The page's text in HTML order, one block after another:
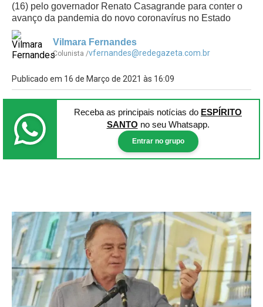
(16) pelo governador Renato Casagrande para conter o
avanço da pandemia do novo coronavírus no Estado
Vilmara Fernandes
Colunista /vfernandes@redegazeta.com.br
Publicado em 16 de Março de 2021 às 16:09
Receba as principais notícias do ESPÍRITO
SANTO no seu Whatsapp.
Entrar no grupo